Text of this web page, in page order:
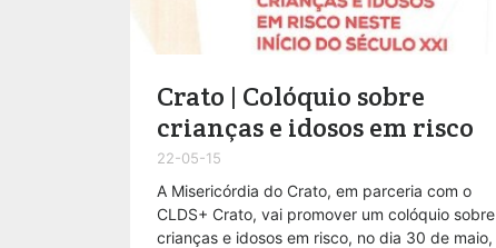
Crato | Colóquio sobre
crianças e idosos em risco
22-05-15
A Misericórdia do Crato, em parceria com o
CLDS+ Crato, vai promover um colóquio sobre
crianças e idosos em risco, no dia 30 de maio,